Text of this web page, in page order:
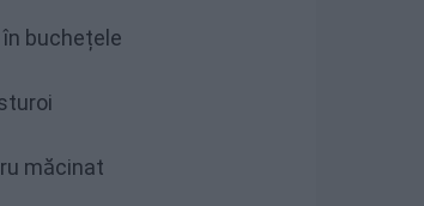
buchețele
măcinat